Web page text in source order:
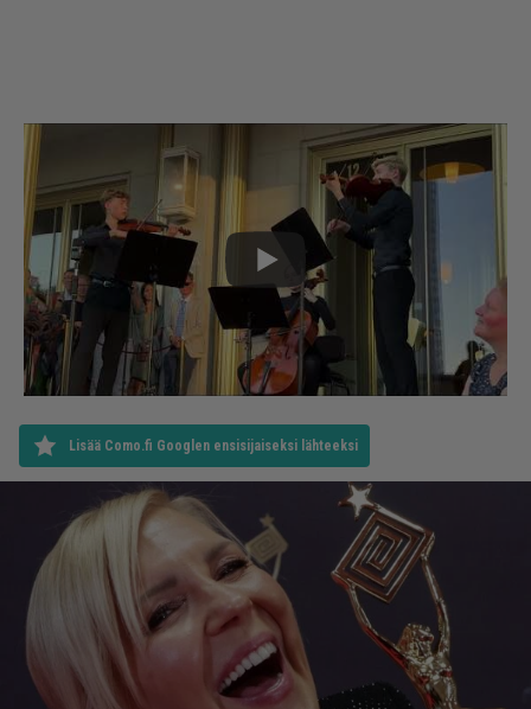
Lisää Como.fi Googlen ensisijaiseksi lähteeksi